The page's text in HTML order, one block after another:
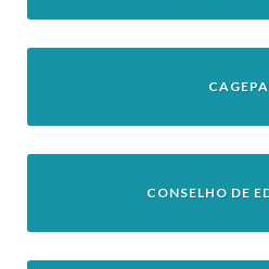
CONSELHO DE